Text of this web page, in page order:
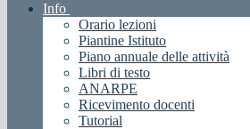
Info
Orario lezioni
Piantine Istituto
Piano annuale delle attività
Libri di testo
ANARPE
Ricevimento docenti
Tutorial